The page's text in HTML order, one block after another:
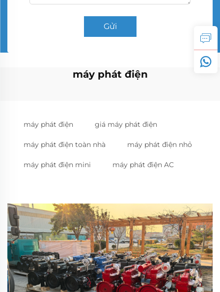
Gửi
máy phát điện
máy phát điện giá máy phát điện
máy phát điện toàn nhà máy phát điện nhỏ
máy phát điện mini máy phát điện AC